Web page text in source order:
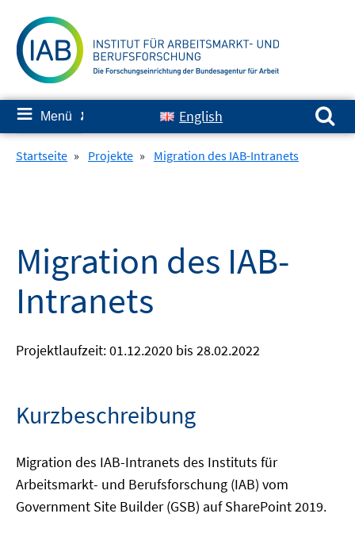
zum
Inhalt
≡ Menü ✘ English
Suchen nach:
Startseite » Projekte » Migration des IAB-Intranets
Migration des IAB-
Intranets
Projektlaufzeit: 01.12.2020 bis 28.02.2022
Kurzbeschreibung
Migration des IAB-Intranets des Instituts für
Arbeitsmarkt- und Berufsforschung (IAB) vom
Government Site Builder (GSB) auf SharePoint 2019.